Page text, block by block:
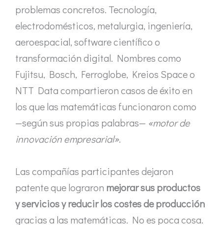
problemas concretos. Tecnología,
electrodomésticos, metalurgia, ingeniería,
aeroespacial, software científico o
transformación digital. Nombres como
Fujitsu, Bosch, Ferroglobe, Kreios Space o
NTT Data compartieron casos de éxito en
los que las matemáticas funcionaron como
—según sus propias palabras— «motor de
innovación empresarial».
Las compañías participantes dejaron
patente que lograron mejorar sus productos
y servicios y reducir los costes de producción
gracias a las matemáticas. No es poca cosa.